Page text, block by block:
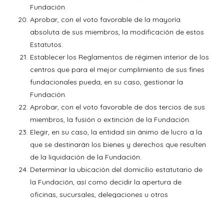
Fundación.
Aprobar, con el voto favorable de la mayoría
absoluta de sus miembros, la modificación de estos
Estatutos.
Establecer los Reglamentos de régimen interior de los
centros que para el mejor cumplimiento de sus fines
fundacionales pueda, en su caso, gestionar la
Fundación.
Aprobar, con el voto favorable de dos tercios de sus
miembros, la fusión o extinción de la Fundación.
Elegir, en su caso, la entidad sin ánimo de lucro a la
que se destinarán los bienes y derechos que resulten
de la liquidación de la Fundación.
Determinar la ubicación del domicilio estatutario de
la Fundación, así como decidir la apertura de
oficinas, sucursales, delegaciones u otros